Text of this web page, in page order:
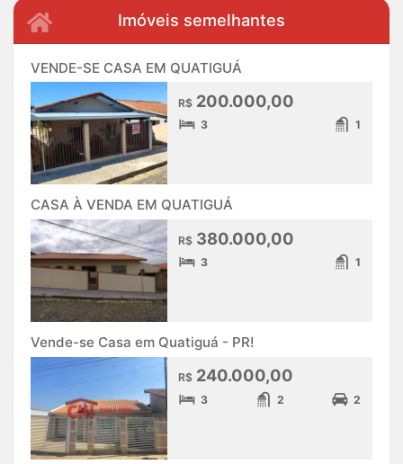
Imóveis semelhantes
VENDE-SE CASA EM QUATIGUÁ
R$ 200.000,00
3 1
CASA À VENDA EM QUATIGUÁ
R$ 380.000,00
3 1
Vende-se Casa em Quatiguá - PR!
R$ 240.000,00
3 2 2